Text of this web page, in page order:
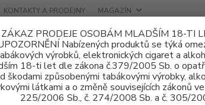
ZÁKAZ PRODEJE OSOBÁM MLADŠÍM 18-TI
Nabízených produktů se týká
výrobků, elektronických cigaret a
18-ti let dle zákona č.379/2005 Sb. o
škodami způsobenými tabákovými výrobky,
látkami a o změně souvisejících zákonů
225/2006 Sb., č. 274/2008 Sb. a č. 305/
KONTAKTY A PRODEJNY MAGAZÍN
hlavy, POD cartridge Joyetech Náhradní atomizér